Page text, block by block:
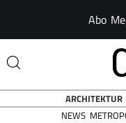
Abo
ARCHITEKTUR
NEWS